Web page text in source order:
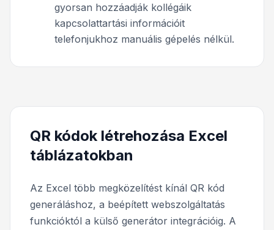
gyorsan hozzáadják kollégáik
kapcsolattartási információit
telefonjukhoz manuális gépelés nélkül.
QR kódok létrehozása Excel
táblázatokban
Az Excel több megközelítést kínál QR kód
generáláshoz, a beépített webszolgáltatás
funkcióktól a külső generátor integrációig. A